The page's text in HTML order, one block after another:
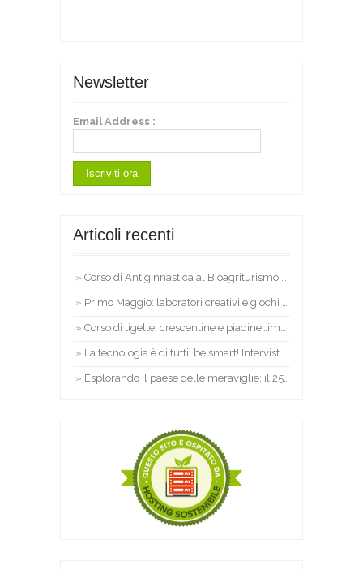
Newsletter
Email Address :
Articoli recenti
Corso di Antiginnastica al Bioagriturismo L’Alpenice
Primo Maggio: laboratori creativi e giochi per bambini nelle Marche
Corso di tigelle, crescentine e piadine…impariamo insieme a cucinare!
La tecnologia è di tutti: be smart! Intervista a Marco Fioretti
Esplorando il paese delle meraviglie: il 25 Aprile si parte da Lecce!